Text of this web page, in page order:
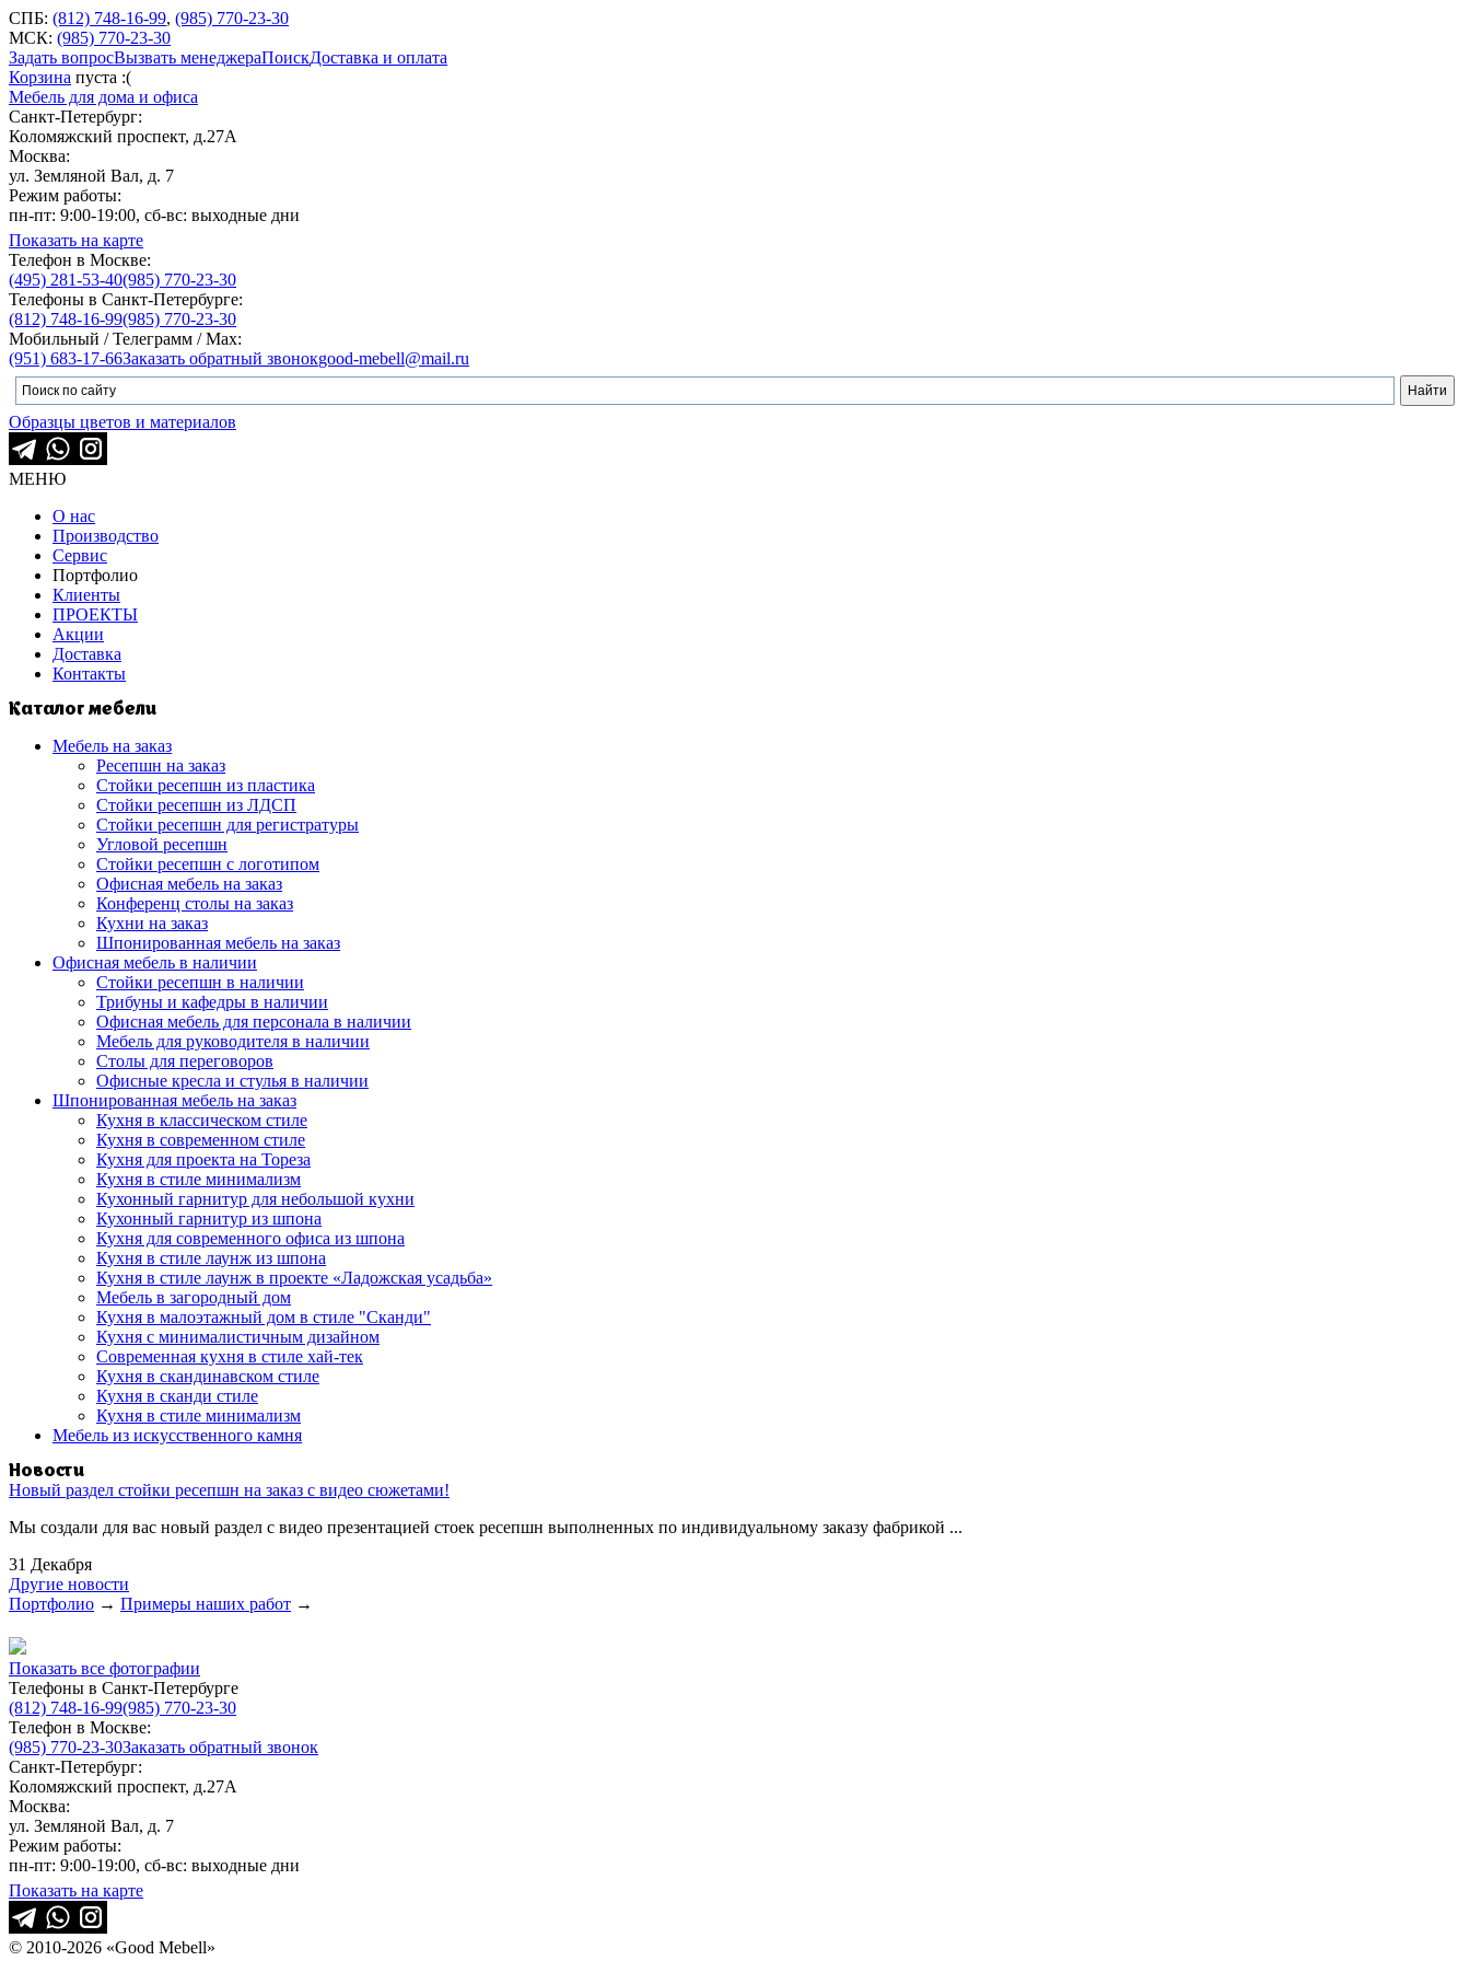
СПБ: (812) 748-16-99, (985) 770-23-30
МСК: (985) 770-23-30
Задать вопросВызвать менеджераПоискДоставка и оплата
Корзина пуста :(
Мебель для дома и офиса
Санкт-Петербург:
Коломяжский проспект, д.27А
Москва:
ул. Земляной Вал, д. 7
Режим работы:
пн-пт: 9:00-19:00, сб-вс: выходные дни
Показать на карте
Телефон в Москве:
(495) 281-53-40(985) 770-23-30
Телефоны в Санкт-Петербурге:
(812) 748-16-99(985) 770-23-30
Мобильный / Телеграмм / Max:
(951) 683-17-66Заказать обратный звонокgood-mebell@mail.ru
Образцы цветов и материалов
МЕНЮ
О нас
Производство
Сервис
Портфолио
Клиенты
ПРОЕКТЫ
Акции
Доставка
Контакты
Каталог мебели
Мебель на заказ
Ресепшн на заказ
Стойки ресепшн из пластика
Стойки ресепшн из ЛДСП
Стойки ресепшн для регистратуры
Угловой ресепшн
Стойки ресепшн с логотипом
Офисная мебель на заказ
Конференц столы на заказ
Кухни на заказ
Шпонированная мебель на заказ
Офисная мебель в наличии
Стойки ресепшн в наличии
Трибуны и кафедры в наличии
Офисная мебель для персонала в наличии
Мебель для руководителя в наличии
Столы для переговоров
Офисные кресла и стулья в наличии
Шпонированная мебель на заказ
Кухня в классическом стиле
Кухня в современном стиле
Кухня для проекта на Тореза
Кухня в стиле минимализм
Кухонный гарнитур для небольшой кухни
Кухонный гарнитур из шпона
Кухня для современного офиса из шпона
Кухня в стиле лаунж из шпона
Кухня в стиле лаунж в проекте «Ладожская усадьба»
Мебель в загородный дом
Кухня в малоэтажный дом в стиле "Сканди"
Кухня с минималистичным дизайном
Современная кухня в стиле хай-тек
Кухня в скандинавском стиле
Кухня в сканди стиле
Кухня в стиле минимализм
Мебель из искусственного камня
Новости
Новый раздел стойки ресепшн на заказ с видео сюжетами!
Мы создали для вас новый раздел с видео презентацией стоек ресепшн выполненных по индивидуальному заказу фабрикой ...
31 Декабря
Другие новости
Портфолио → Примеры наших работ →
Показать все фотографии
Телефоны в Санкт-Петербурге
(812) 748-16-99(985) 770-23-30
Телефон в Москве:
(985) 770-23-30Заказать обратный звонок
Санкт-Петербург:
Коломяжский проспект, д.27А
Москва:
ул. Земляной Вал, д. 7
Режим работы:
пн-пт: 9:00-19:00, сб-вс: выходные дни
Показать на карте
© 2010-2026 «Good Mebell»